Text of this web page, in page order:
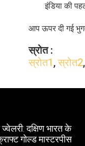
इंडिया की
आप ऊपर दी गई
स्रोत :
स्रोत1,स्रोत2
दक्षिण भारत के
गोल्ड मास्टरपीस